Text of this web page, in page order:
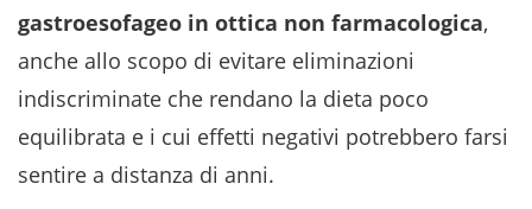
gastroesofageo in ottica non farmacologica,
anche allo scopo di evitare eliminazioni
indiscriminate che rendano la dieta poco
equilibrata e i cui effetti negativi potrebbero farsi
sentire a distanza di anni.